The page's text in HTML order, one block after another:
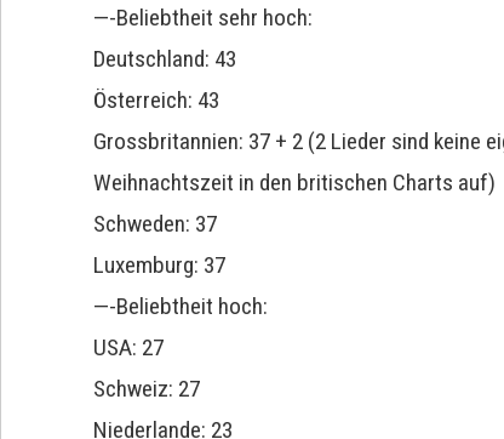
—-Beliebtheit sehr hoch:
Deutschland: 43
Österreich: 43
Grossbritannien: 37 + 2 (2 Lieder sind keine
Weihnachtszeit in den britischen Charts auf)
Schweden: 37
Luxemburg: 37
—-Beliebtheit hoch:
USA: 27
Schweiz: 27
Niederlande: 23